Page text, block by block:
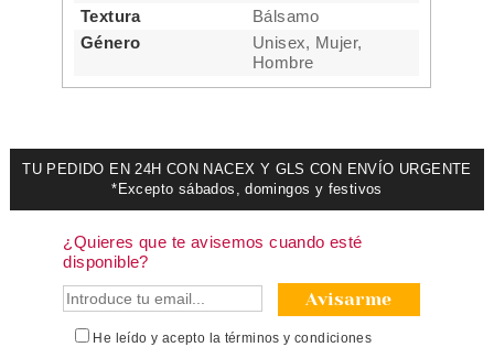
Textura
Bálsamo
Género
Unisex, Mujer,
Hombre
TU PEDIDO EN 24H CON NACEX Y GLS CON ENVÍO URGENTE
*Excepto sábados, domingos y festivos
¿Quieres que te avisemos cuando esté
disponible?
Avisarme
He leído y acepto la términos y condiciones